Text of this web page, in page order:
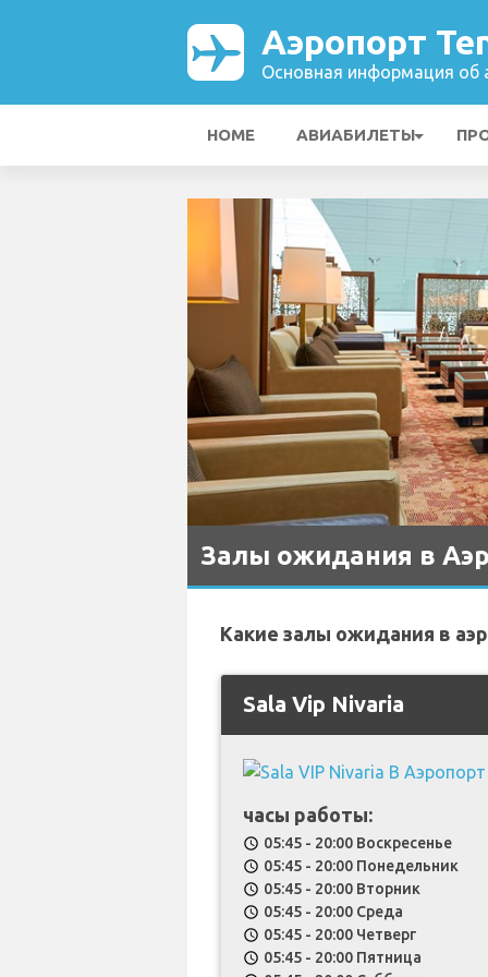
Аэропорт
Основная информация об
HOME АВИАБИЛЕТЫ
Залы ожидания в
Какие залы ожидания в
Sala Vip Nivaria
часы работы:
schedule 05:45 - 20:00 Воскресенье
schedule 05:45 - 20:00 Понедельник
schedule 05:45 - 20:00 Вторник
schedule 05:45 - 20:00 Среда
schedule 05:45 - 20:00 Четверг
schedule 05:45 - 20:00 Пятница